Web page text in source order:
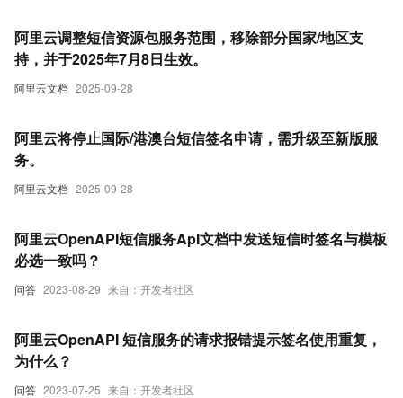
阿里云文档 2025-09-28
阿里云调整短信资源包服务范围，移除部分国家/地区支
持，并于2025年7月8日生效。
阿里云文档 2025-09-28
阿里云将停止国际/港澳台短信签名申请，需升级至新版服
务。
问答 2023-08-29 来自：开发者社区
阿里云OpenAPI短信服务ApI文档中发送短信时签名与模板
必选一致吗？
问答 2023-07-25 来自：开发者社区
阿里云OpenAPI 短信服务的请求报错提示签名使用重复，
为什么？